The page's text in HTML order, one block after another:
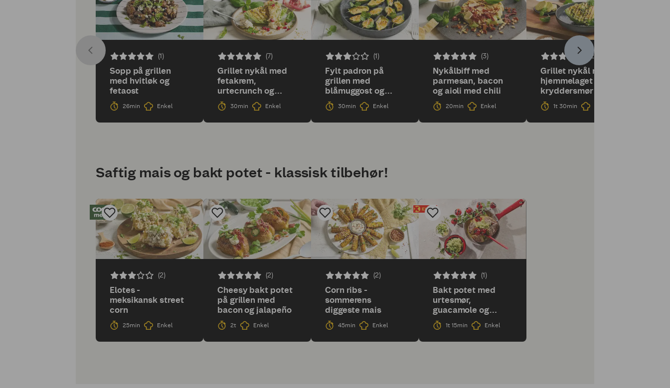
(1)
Sopp på grillen
med hvitløk og
fetaost
26min Enkel
(7)
Grillet nykål med
fetakrem,
urtecrunch og
granateple
30min Enkel
(1)
Fylt padron på
grillen med
blåmuggost og
cheddar
30min Enkel
(3)
Nykålbiff med
parmesan, bacon
og aioli med chili
20min Enkel
(2)
Grillet nykål med
hjemmelaget
kryddersmør
1t 30min
Saftig mais og bakt potet - klassisk tilbehør!
(2)
Elotes -
meksikansk street
corn
25min Enkel
(2)
Cheesy bakt potet
på grillen med
bacon og jalapeño
2t Enkel
(2)
Corn ribs -
sommerens
diggeste mais
45min Enkel
(1)
Bakt potet med
urtesmør,
guacamole og
grillede
cherrytomater
1t 15min Enkel